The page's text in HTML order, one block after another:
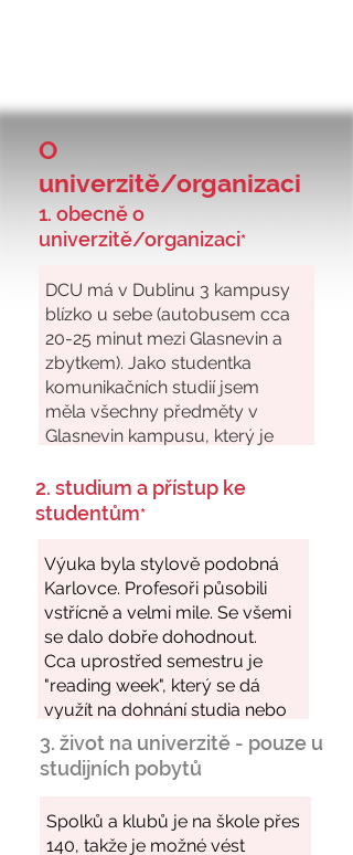
O
univerzitě/organizaci
1. obecně o
univerzitě/organizaci*
2. studium a přístup ke
studentům*
3. život na univerzitě - pouze u
studijních pobytů